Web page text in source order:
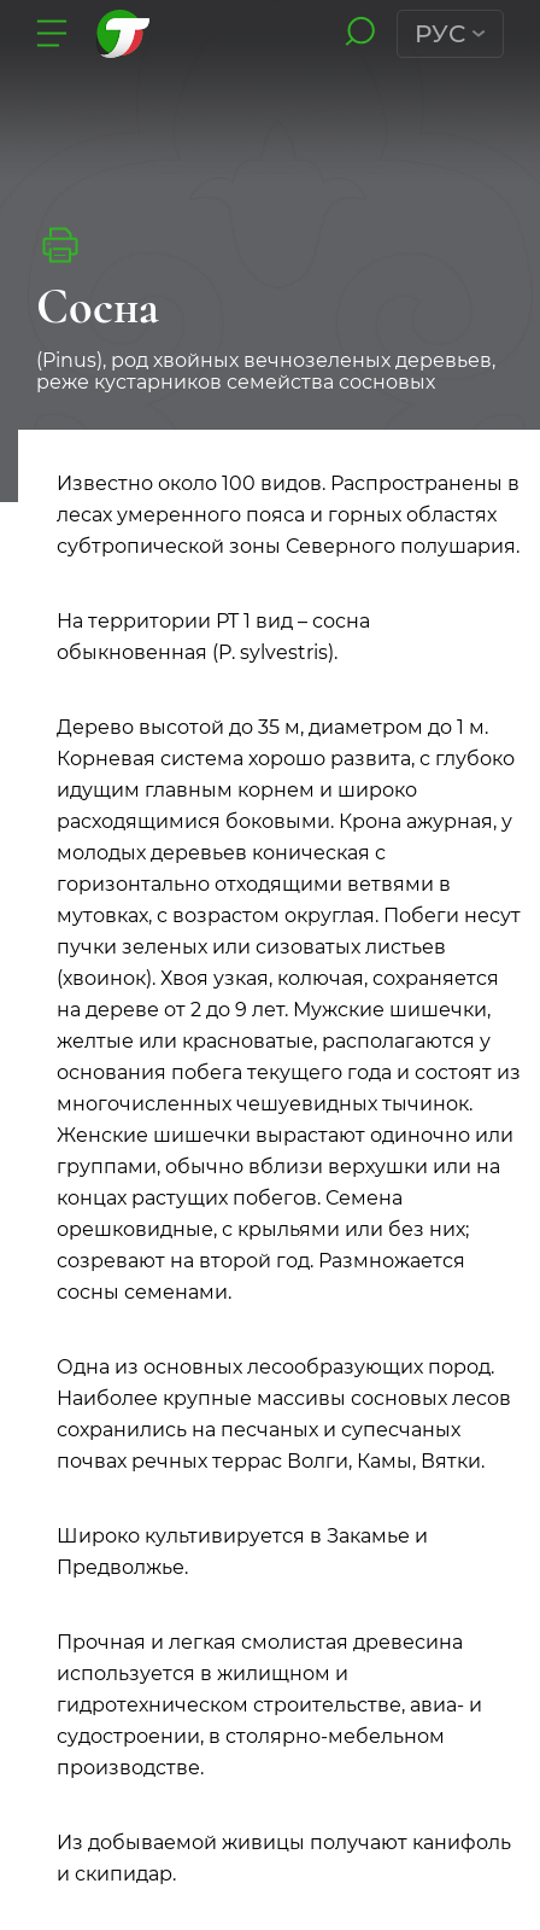
РУС
Сосна
(Pinus), род хвойных вечнозеленых деревьев,
реже кустарников семейства сосновых
Известно около 100 видов. Распространены в
лесах умеренного пояса и горных областях
субтропической зоны Северного полушария.
На территории РТ 1 вид – сосна
обыкновенная (P. sylvestris).
Дерево высотой до 35 м, диаметром до 1 м.
Корневая система хорошо развита, с глубоко
идущим главным корнем и широко
расходящимися боковыми. Крона ажурная, у
молодых деревьев коническая с
горизонтально отходящими ветвями в
мутовках, с возрастом округлая. Побеги несут
пучки зеленых или сизоватых листьев
(хвоинок). Хвоя узкая, колючая, сохраняется
на дереве от 2 до 9 лет. Мужские шишечки,
желтые или красноватые, располагаются у
основания побега текущего года и состоят из
многочисленных чешуевидных тычинок.
Женские шишечки вырастают одиночно или
группами, обычно вблизи верхушки или на
концах растущих побегов. Семена
орешковидные, с крыльями или без них;
созревают на второй год. Размножается
сосны семенами.
Одна из основных лесообразующих пород.
Наиболее крупные массивы сосновых лесов
сохранились на песчаных и супесчаных
почвах речных террас Волги, Камы, Вятки.
Широко культивируется в Закамье и
Предволжье.
Прочная и легкая смолистая древесина
используется в жилищном и
гидротехническом строительстве, авиа- и
судостроении, в столярно-мебельном
производстве.
Из добываемой живицы получают канифоль
и скипидар.